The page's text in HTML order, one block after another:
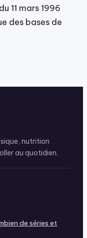
11 mars 1996
des bases de
nutrition
au quotidien.
de séries et